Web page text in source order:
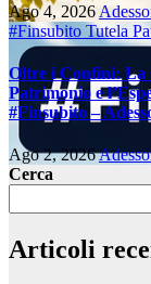
Ago 4, 2026
#Finsubito Tutela
Oltre i Confini: La
Patrimonio e
#Finsubito –
Ago 2, 2026
Cerca
Articoli